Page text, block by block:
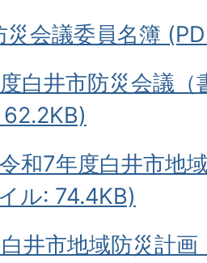
災会議委員名簿
白井市防災会議（
令和7年度白井市地
ル: 74.4KB)
白井市地域防災計